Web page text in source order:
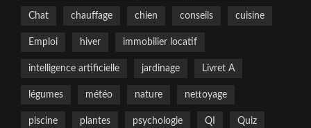
Chat chauffage chien conseils cuisine
Emploi hiver immobilier locatif
intelligence artificielle jardinage Livret A
légumes météo nature nettoyage
piscine plantes psychologie QI Quiz